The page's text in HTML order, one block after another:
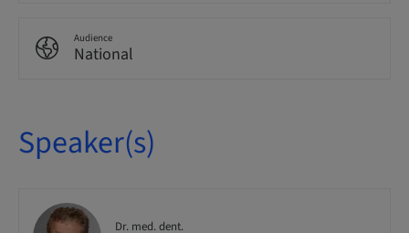
Audience
National
Speaker(s)
Dr. med. dent.